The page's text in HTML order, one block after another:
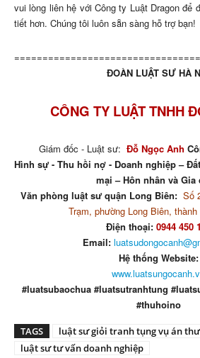
vui lòng liên hệ với Công ty Luật Dragon để
tiết hơn. Chúng tôi luôn sẵn sàng hỗ trợ bạn!
ĐOÀN LUẬT SƯ HÀ
CÔNG TY LUẬT TNHH
Giám đốc - Luật sư: Đỗ Ngọc Anh
Hình sự - Thu hồi nợ - Doanh nghiệp –
mại – Hôn nhân và Gia
Văn phòng luật sư quận Long Biên: Số
Trạm, phường Long Biên, thành
Điện thoại: 0944 450
Email:
Hệ thống Website:
#luatsubaochua #luatsutranhtung
#thuhoino
TAGS
luật sư giỏi tranh tụng vụ án
luật sư tư vấn doanh nghiệp